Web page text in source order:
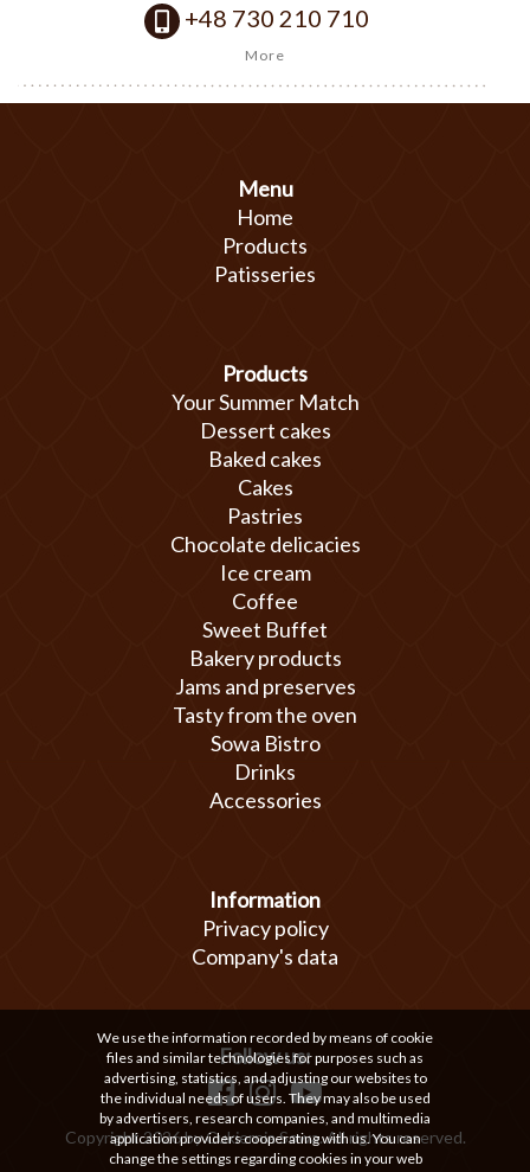
+48 730 210 710
More
Menu
Home
Products
Patisseries
Products
Your Summer Match
Dessert cakes
Baked cakes
Cakes
Pastries
Chocolate delicacies
Ice cream
Coffee
Sweet Buffet
Bakery products
Jams and preserves
Tasty from the oven
Sowa Bistro
Drinks
Accessories
Information
Privacy policy
Company's data
Follow us:
Copyright 2026 by Cukiernia Sowa. All rights reserved.
We use the information recorded by means of cookie
files and similar technologies for purposes such as
advertising, statistics, and adjusting our websites to
the individual needs of users. They may also be used
by advertisers, research companies, and multimedia
application providers cooperating with us. You can
change the settings regarding cookies in your web